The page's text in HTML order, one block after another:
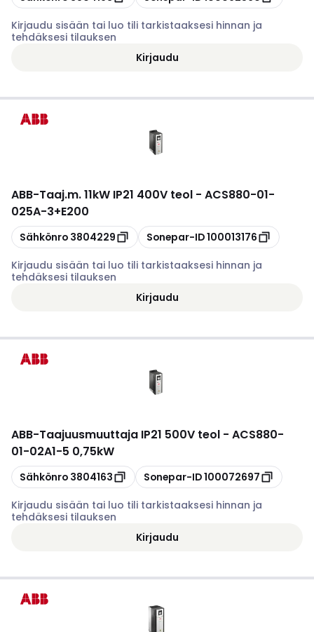
Kirjaudu sisään tai luo tili tarkistaaksesi hinnan ja
tehdäksesi tilauksen
Kirjaudu
ABB-Taaj.m. 11kW IP21 400V teol - ACS880-01-
025A-3+E200
Kopioi
Sähkönro 3804229 Kopioi
Sonepar-ID100013176
Kirjaudu sisään tai luo tili tarkistaaksesi hinnan ja
tehdäksesi tilauksen
Kirjaudu
ABB-Taajuusmuuttaja IP21 500V teol - ACS880-
01-02A1-5 0,75kW
Kopioi
Sähkönro 3804163 Kopioi
Sonepar-ID100072697
Kirjaudu sisään tai luo tili tarkistaaksesi hinnan ja
tehdäksesi tilauksen
Kirjaudu